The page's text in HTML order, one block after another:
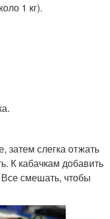
1 кг).
затем слегка отжать
К кабачкам добавить
Все смешать, чтобы